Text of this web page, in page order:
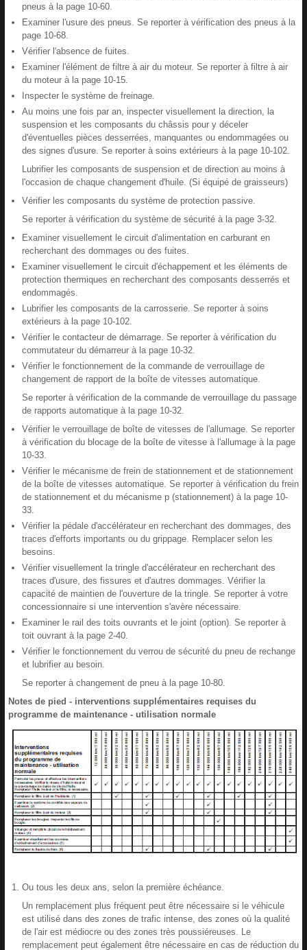
pneus à la page 10-60.
Examiner l'usure des pneus. Se reporter à vérification des pneus à la
page 10-68.
Vérifier l'absence de fuites.
Examiner l'élément de filtre à air du moteur. Se reporter à filtre à air
du moteur à la page 10-15.
Inspecter le système de freinage.
Au moins une fois par an, inspecter visuellement la direction, la
suspension et les composants du châssis pour y déceler
d'éventuelles pièces desserrées, manquantes ou endommagées ou
des signes d'usure. Se reporter à soins extérieurs à la page 10-102.
Lubrifier les composants de suspension et de direction au moins à
l'occasion de chaque changement d'huile. (Si équipé de graisseurs)
Vérifier les composants du système de protection passive.
Se reporter à vérification du système de sécurité à la page 3-32.
Examiner visuellement le circuit d'alimentation en carburant en
recherchant des dommages ou des fuites.
Examiner visuellement le circuit d'échappement et les éléments de
protection thermiques en recherchant des composants desserrés et
endommagés.
Lubrifier les composants de la carrosserie. Se reporter à soins
extérieurs à la page 10-102.
Vérifier le contacteur de démarrage. Se reporter à vérification du
commutateur du démarreur à la page 10-32.
Vérifier le fonctionnement de la commande de verrouillage de
changement de rapport de la boîte de vitesses automatique.
Se reporter à vérification de la commande de verrouillage du passage
de rapports automatique à la page 10-32.
Vérifier le verrouillage de boîte de vitesses de l'allumage. Se reporter
à vérification du blocage de la boîte de vitesse à l'allumage à la page
10-33.
Vérifier le mécanisme de frein de stationnement et de stationnement
de la boîte de vitesses automatique. Se reporter à vérification du frein
de stationnement et du mécanisme p (stationnement) à la page 10-
33.
Vérifier la pédale d'accélérateur en recherchant des dommages, des
traces d'efforts importants ou du grippage. Remplacer selon les
besoins.
Vérifier visuellement la tringle d'accélérateur en recherchant des
traces d'usure, des fissures et d'autres dommages. Vérifier la
capacité de maintien de l'ouverture de la tringle. Se reporter à votre
concessionnaire si une intervention s'avère nécessaire.
Examiner le rail des toits ouvrants et le joint (option). Se reporter à
toit ouvrant à la page 2-40.
Vérifier le fonctionnement du verrou de sécurité du pneu de rechange
et lubrifier au besoin.
Se reporter à changement de pneu à la page 10-80.
Notes de pied - interventions supplémentaires requises du
programme de maintenance - utilisation normale
Ou tous les deux ans, selon la première échéance.
Un remplacement plus fréquent peut être nécessaire si le véhicule
est utilisé dans des zones de trafic intense, des zones où la qualité
de l'air est médiocre ou des zones très poussiéreuses. Le
remplacement peut également être nécessaire en cas de réduction du